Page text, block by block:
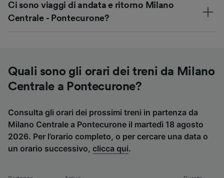
Ci sono viaggi di andata e ritorno Milano
Centrale - Pontecurone?
Quali sono gli orari dei treni da Milano
Centrale a Pontecurone?
Consulta gli orari dei prossimi treni in partenza da
Milano Centrale a Pontecurone il martedì 18 agosto
2026. Per l’orario completo, o per cercare una data o
un orario successivo, clicca qui.